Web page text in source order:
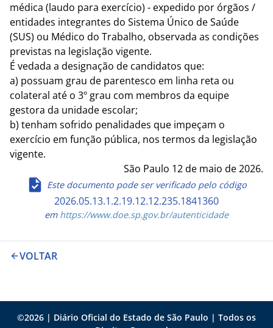
médica (laudo para exercício) - expedido por órgãos /
entidades integrantes do Sistema Único de Saúde
(SUS) ou Médico do Trabalho, observada as condições
previstas na legislação vigente.
É vedada a designação de candidatos que:
a) possuam grau de parentesco em linha reta ou
colateral até o 3º grau com membros da equipe
gestora da unidade escolar;
b) tenham sofrido penalidades que impeçam o
exercício em função pública, nos termos da legislação
vigente.
São Paulo 12 de maio de 2026.
Este documento pode ser verificado pelo código
2026.05.13.1.2.19.12.12.235.1841360
emhttps://www.doe.sp.gov.br/autenticidade
VOLTAR
©2026 | Diário Oficial do Estado de São Paulo | Todos os